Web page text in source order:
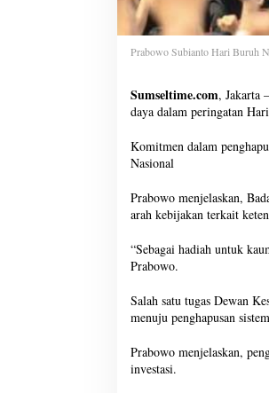
Prabowo Subianto Hari Buruh
Sumseltime.com, Jakarta
daya dalam peringatan
Komitmen dalam
Nasional
Prabowo menjelaskan,
arah kebijakan terkait
“Sebagai hadiah untuk
Prabowo.
Salah satu tugas Dewan
menuju penghapusan
Prabowo menjelaskan,
investasi.